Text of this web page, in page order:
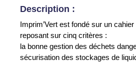
Description :
Imprim’Vert est fondé sur un
reposant sur cinq critères :
la bonne gestion des déchets
sécurisation des stockages de